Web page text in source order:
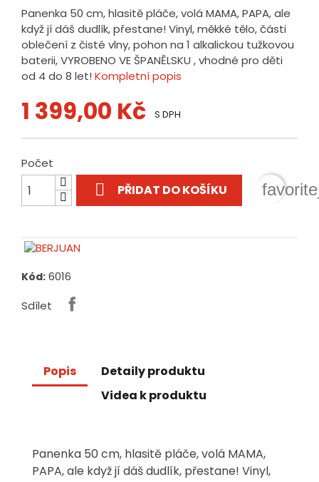
Panenka 50 cm, hlasitě pláče, volá MAMA, PAPA, ale
když jí dáš dudlík, přestane! Vinyl, měkké tělo, části
oblečení z čisté vlny, pohon na 1 alkalickou tužkovou
baterii, VYROBENO VE ŠPANĚLSKU , vhodné pro děti
od 4 do 8 let! Kompletní popis
1 399,00 Kč S DPH
Počet
 PŘIDAT DO KOŠÍKU
Kód: 6016
Sdílet
Popis
Detaily produktu
Videa k produktu
Panenka 50 cm, hlasitě pláče, volá MAMA,
PAPA, ale když jí dáš dudlík, přestane! Vinyl,